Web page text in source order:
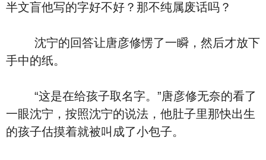
半文盲他写的字好不好？那不纯属废话吗？
沈宁的回答让唐彦修愣了一瞬，然后才放下
手中的纸。
“这是在给孩子取名字。”唐彦修无奈的看了
一眼沈宁，按照沈宁的说法，他肚子里那快出生
的孩子估摸着就被叫成了小包子。